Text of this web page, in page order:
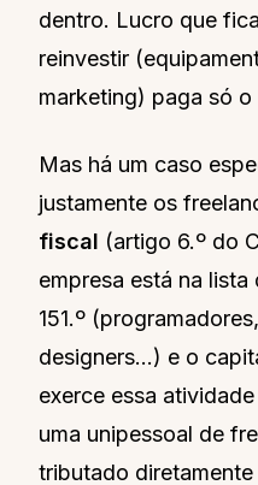
dentro. Lucro que
reinvestir
marketing) paga só o
Mas há um caso
justamente os
fiscal (artigo 6.º do
empresa está na
151.º
designers…) e o
exerce essa
uma unipessoal de
tributado